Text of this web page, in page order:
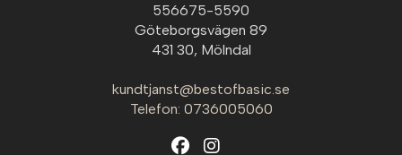
556675-5590
Göteborgsvägen 89
431 30, Mölndal
kundtjanst@bestofbasic.se
Telefon: 0736005060